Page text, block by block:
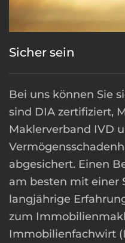
Sicher sein
Bei uns können Sie
sind DIA zertifiziert,
Maklerverband IVD
abgesichert. Einen
am besten mit einer
langjährige
zum
Immobilienfachwirt